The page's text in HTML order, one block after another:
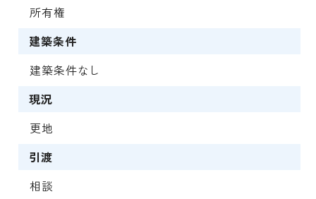
所有権
建築条件
建築条件なし
現況
更地
引渡
相談